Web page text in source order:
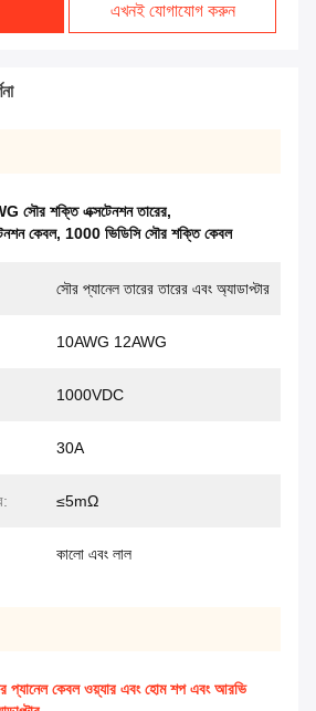
এখনই যোগাযোগ করুন
সৌর শক্তি এক্সটেনশন তারের,
কেবল, 1000 ভিডিসি সৌর শক্তি কেবল
সৌর প্যানেল তারের তারের এবং অ্যাডাপ্টার
10AWG 12AWG
1000VDC
30A
≤5mΩ
কালো এবং লাল
কেবল ওয়্যার এবং হোম শপ এবং আরভি